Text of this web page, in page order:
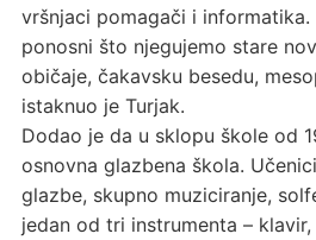
vršnjaci pomagači i informatika.
ponosni što njegujemo stare
običaje, čakavsku besedu,
istaknuo je Turjak.
Dodao je da u sklopu škole od
osnovna glazbena škola.
glazbe, skupno muziciranje,
jedan od tri instrumenta –